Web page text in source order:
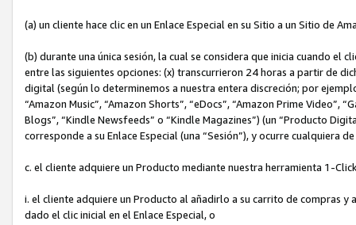
(a) un cliente hace clic en un Enlace Especial en su Sitio a un Sitio de
(b) durante una única sesión, la cual se considera que inicia cuando el
entre las siguientes opciones: (x) transcurrieron 24 horas a partir de
digital (según lo determinemos a nuestra entera discreción; por
“Amazon Music”, “Amazon Shorts”, “eDocs”, “Amazon Prime Video”,
Blogs”, “Kindle Newsfeeds” o “Kindle Magazines”) (un “Producto
corresponde a su Enlace Especial (una “Sesión”), y ocurre cualquiera
c. el cliente adquiere un Producto mediante nuestra herramienta 1-
i. el cliente adquiere un Producto al añadirlo a su carrito de compras
dado el clic inicial en el Enlace Especial, o